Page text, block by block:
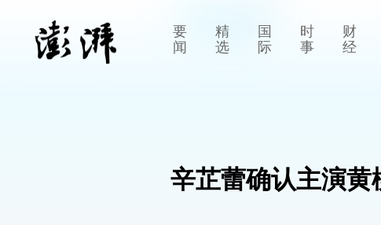
要
闻
精
选
国
际
时
事
财
经
辛芷蕾确认主演黄